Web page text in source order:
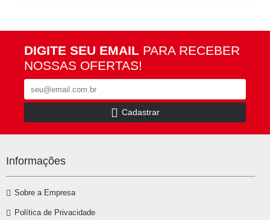
DIGITE SEU EMAIL PARA RECEBER
NOSSAS OFERTAS!
Cadastrar
Informações
Sobre a Empresa
Política de Privacidade